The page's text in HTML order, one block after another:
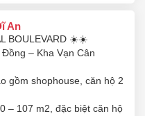
An
BOULEVARD ☀️☀️
– Kha Vạn Cân
gồm shophouse, căn hộ 2
– 107 m2, đặc biệt căn hộ